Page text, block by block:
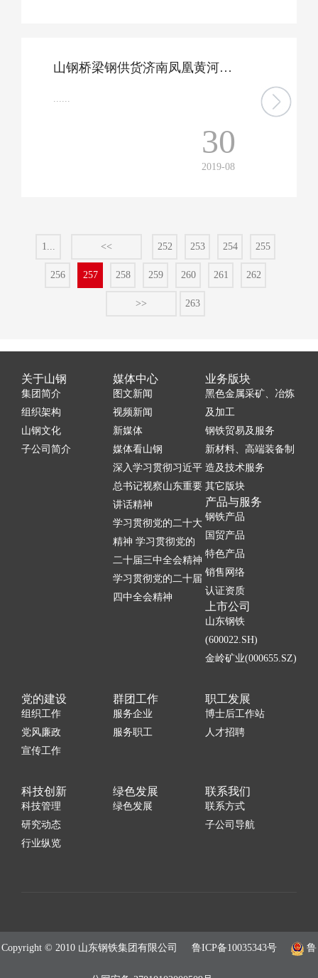
山钢桥梁钢供货济南凤凰黄河大桥工程
......
30
2019-08
1... << 252 253 254 255
256 257 258 259 260 261 262
>> 263
关于山钢
集团简介
组织架构
山钢文化
子公司简介
媒体中心
图文新闻
视频新闻
新媒体
媒体看山钢
深入学习贯彻习近平
总书记视察山东重要
讲话精神
学习贯彻党的二十大
精神 学习贯彻党的
二十届三中全会精神
学习贯彻党的二十届
四中全会精神
业务版块
黑色金属采矿、冶炼
及加工
钢铁贸易及服务
新材料、高端装备制
造及技术服务
其它版块
产品与服务
钢铁产品
国贸产品
特色产品
销售网络
认证资质
上市公司
山东钢铁
(600022.SH)
金岭矿业(000655.SZ)
党的建设
组织工作
党风廉政
宣传工作
群团工作
服务企业
服务职工
职工发展
博士后工作站
人才招聘
科技创新
科技管理
研究动态
行业纵览
绿色发展
绿色发展
联系我们
联系方式
子公司导航
Copyright © 2010 山东钢铁集团有限公司 鲁ICP备10035343号 鲁